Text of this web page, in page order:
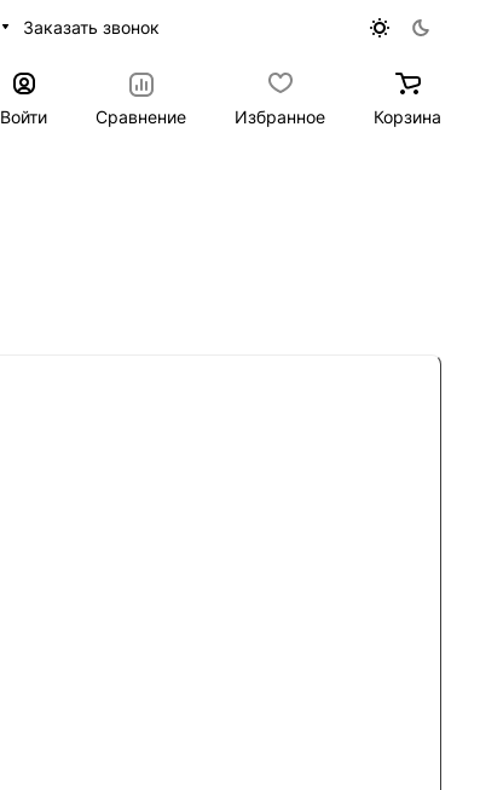
Заказать звонок
Войти
Сравнение Избранное Корзина